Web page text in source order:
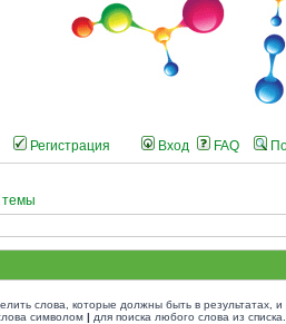
Регистрация Вход FAQ
темы
слова, которые должны быть в результатах, и
символом | для поиска любого слова из